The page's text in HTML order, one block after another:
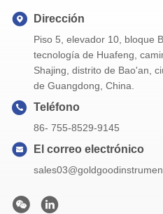
Dirección
Piso 5, elevador 10, bloque
tecnología de Huafeng,
Shajing, distrito de Bao'an,
de Guangdong, China.
Teléfono
86- 755-8529-9145
El correo electrónico